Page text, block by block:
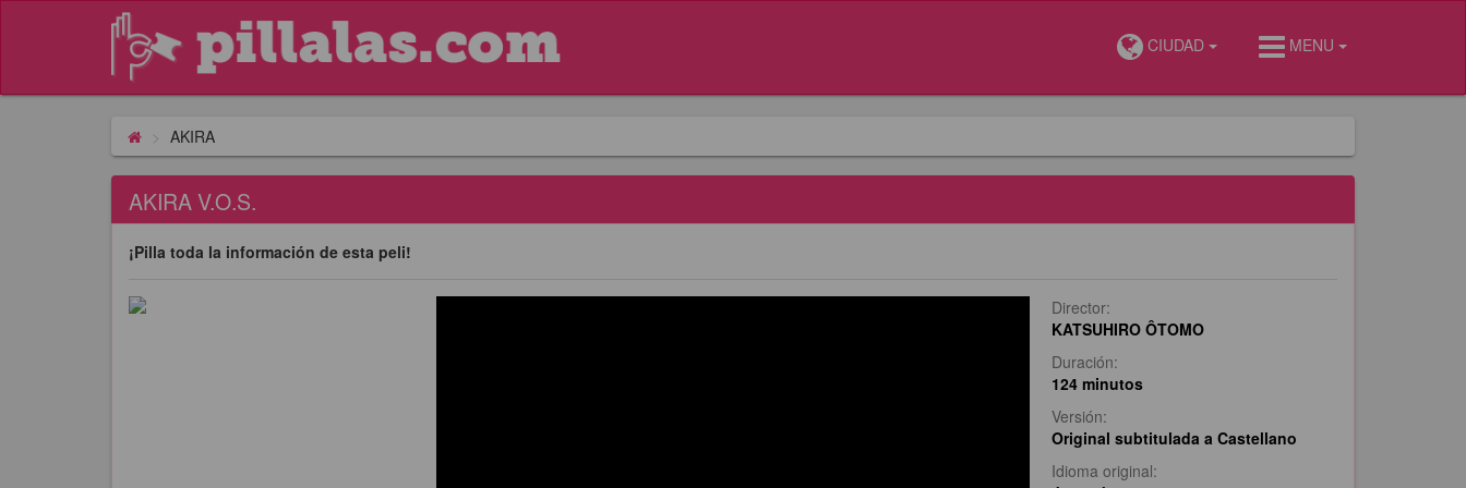
CIUDAD MENU
AKIRA
AKIRA V.O.S.
¡Pilla toda la información de esta peli!
Director:
KATSUHIRO ÔTOMO
Duración:
124 minutos
Versión:
Original subtitulada a Castellano
Idioma original: